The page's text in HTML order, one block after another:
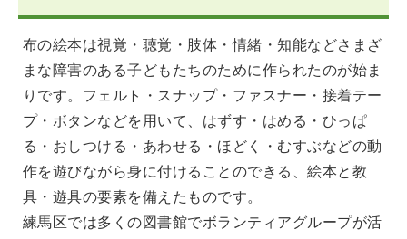
布の絵本は視覚・聴覚・肢体・情緒・知能などさまざ
まな障害のある子どもたちのために作られたのが始ま
りです。フェルト・スナップ・ファスナー・接着テー
プ・ボタンなどを用いて、はずす・はめる・ひっぱ
る・おしつける・あわせる・ほどく・むすぶなどの動
作を遊びながら身に付けることのできる、絵本と教
具・遊具の要素を備えたものです。
練馬区では多くの図書館でボランティアグループが活